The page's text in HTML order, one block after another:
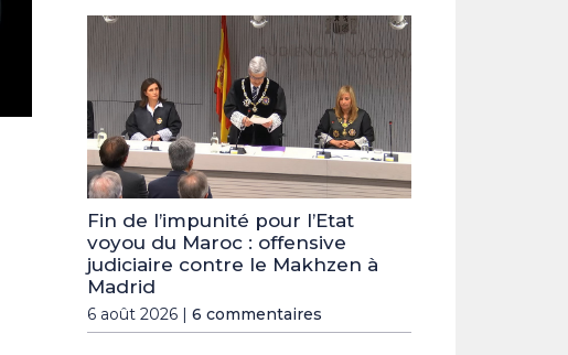
Fin de l’impunité pour l’Etat
voyou du Maroc : offensive
judiciaire contre le Makhzen à
Madrid
6 août 2026 | 6 commentaires